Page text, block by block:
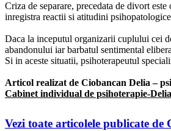
Criza de separare, precedata de divort
inregistra reactii si atitudini
Daca la inceputul organizarii cuplului cei
abandonului iar barbatul sentimental
Si in aceste situatii, psihoterapeutul
Articol realizat de Ciobancan Delia –
Cabinet individual de psihoterapie-
Vezi toate articolele publicate